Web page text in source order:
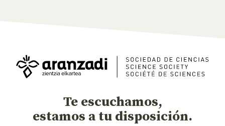
Te escuchamos,
estamos a tu disposición.